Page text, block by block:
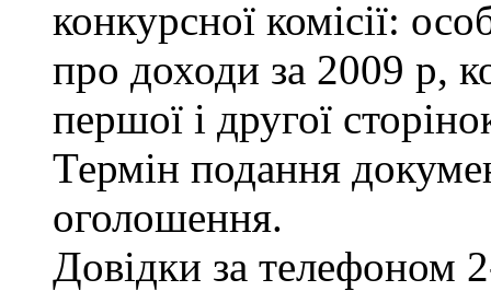
конкурсної комісії:
про доходи за 2009 р,
першої і другої
Термін подання
оголошення.
Довідки за телефоном